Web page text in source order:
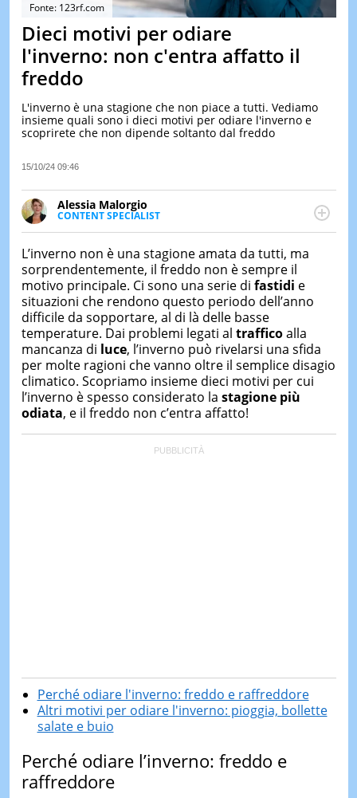
TEST
DI
IERI
Fonte: 123rf.com
Dieci motivi per odiare
l'inverno: non c'entra affatto il
freddo
L'inverno è una stagione che non piace a tutti. Vediamo
insieme quali sono i dieci motivi per odiare l'inverno e
scoprirete che non dipende soltanto dal freddo
15/10/24 09:46
Alessia Malorgio
CONTENT SPECIALIST
Ha conseguito un Master in Marketing Management
occupa della creazione di contenuti in ottica SEO e
dello sviluppo di strategie marketing attraverso
canali digitali.
L’inverno non è una stagione amata da tutti, ma
sorprendentemente, il freddo non è sempre il
motivo principale. Ci sono una serie di fastidi e
situazioni che rendono questo periodo dell’anno
difficile da sopportare, al di là delle basse
temperature. Dai problemi legati al trafficoalla
mancanza di luce, l’inverno può rivelarsi una sfida
per molte ragioni che vanno oltre il semplice disagio
climatico. Scopriamo insieme dieci motivi per cui
l’inverno è spesso considerato la stagione più
odiata, e il freddo non c’entra affatto!
Perché odiare l'inverno: freddo e raffreddore
Altri motivi per odiare l'inverno: pioggia, bollette
salate e buio
Perché odiare l’inverno: freddo e
raffreddore